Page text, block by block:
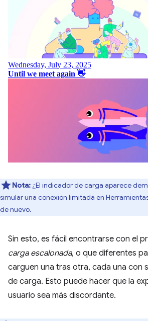
Nota: ¿El indicador de carga aparece
simular una conexión limitada en
de nuevo.
Sin esto, es fácil encontrarse con el
carga escalonada, o que diferentes
carguen una tras otra, cada una con
de carga. Esto puede hacer que la
usuario sea más discordante.